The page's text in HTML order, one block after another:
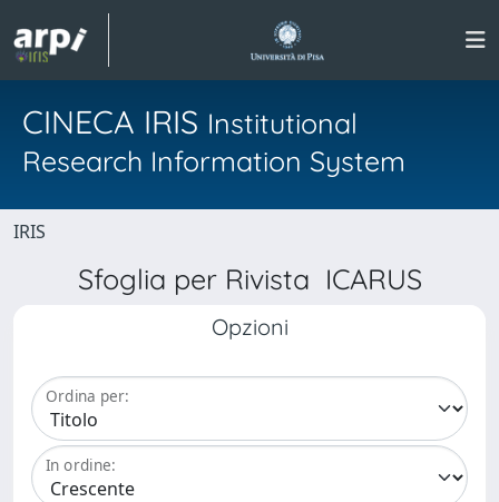
CINECA IRIS Institutional
Research Information System
IRIS
Sfoglia per Rivista ICARUS
Opzioni
Ordina per:
In ordine: